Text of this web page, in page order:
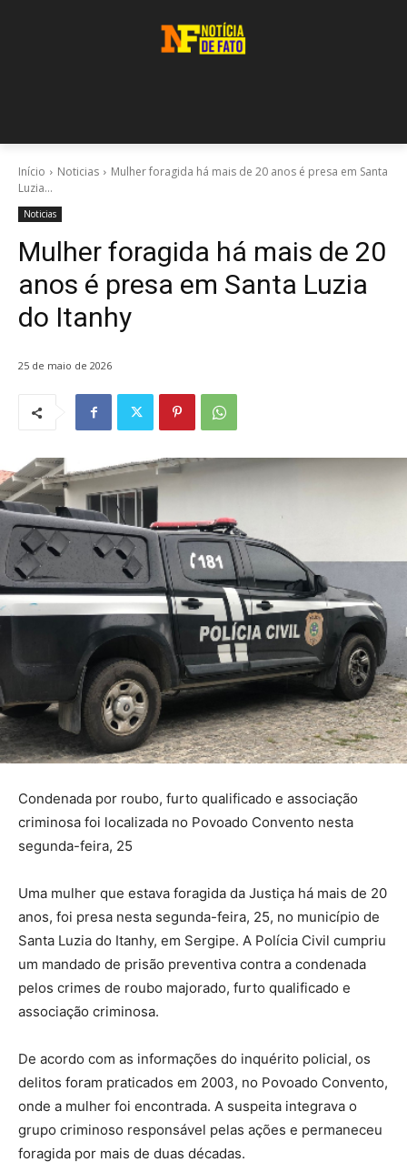
Início Noticias
Mulher foragida há mais de 20 anos é presa em Santa
Luzia...
Noticias
Mulher foragida há mais de 20
anos é presa em Santa Luzia
do Itanhy
25 de maio de 2026
Condenada por roubo, furto qualificado e associação
criminosa foi localizada no Povoado Convento nesta
segunda-feira, 25
Uma mulher que estava foragida da Justiça há mais de 20
anos, foi presa nesta segunda-feira, 25, no município de
Santa Luzia do Itanhy, em Sergipe. A Polícia Civil cumpriu
um mandado de prisão preventiva contra a condenada
pelos crimes de roubo majorado, furto qualificado e
associação criminosa.
De acordo com as informações do inquérito policial, os
delitos foram praticados em 2003, no Povoado Convento,
onde a mulher foi encontrada. A suspeita integrava o
grupo criminoso responsável pelas ações e permaneceu
foragida por mais de duas décadas.